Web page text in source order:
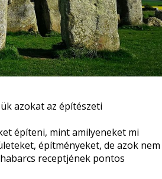
azokat az építészeti
építeni, mint amilyeneket mi
építményeket, de azok nem
receptjének pontos